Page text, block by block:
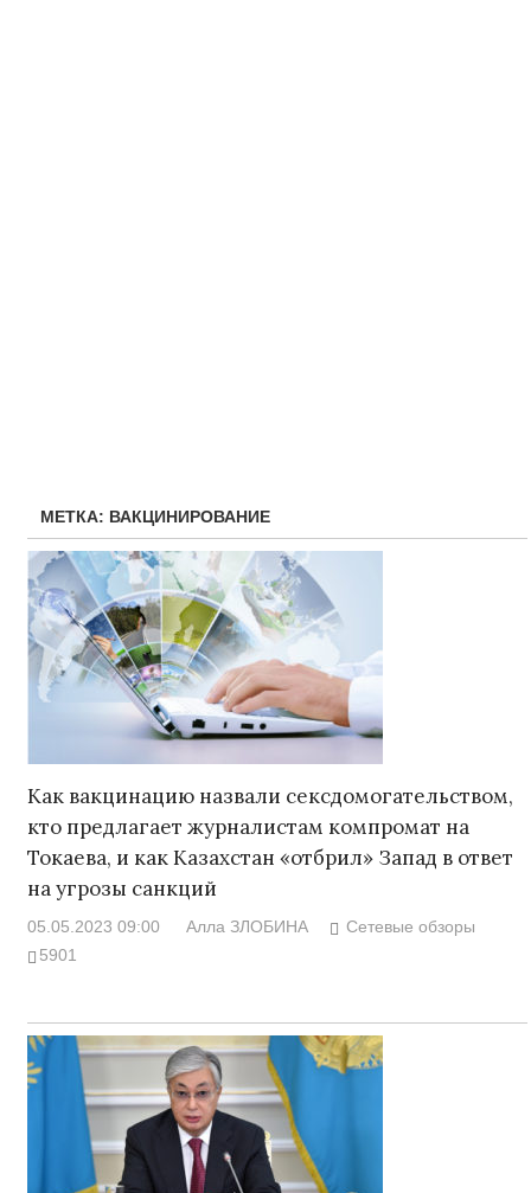
МЕТКА: ВАКЦИНИРОВАНИЕ
Как вакцинацию назвали сексдомогательством,
кто предлагает журналистам компромат на
Токаева, и как Казахстан «отбрил» Запад в ответ
на угрозы санкций
05.05.2023 09:00 Алла ЗЛОБИНА
Сетевые обзоры
5901